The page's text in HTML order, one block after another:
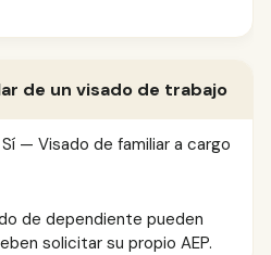
de un visado de trabajo
Sí — Visado de familiar a cargo
de dependiente pueden
solicitar su propio AEP.